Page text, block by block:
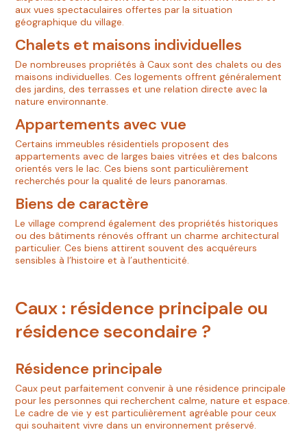
aux vues spectaculaires offertes par la situation
géographique du village.
Chalets et maisons individuelles
De nombreuses propriétés à Caux sont des chalets ou des
maisons individuelles. Ces logements offrent généralement
des jardins, des terrasses et une relation directe avec la
nature environnante.
Appartements avec vue
Certains immeubles résidentiels proposent des
appartements avec de larges baies vitrées et des balcons
orientés vers le lac. Ces biens sont particulièrement
recherchés pour la qualité de leurs panoramas.
Biens de caractère
Le village comprend également des propriétés historiques
ou des bâtiments rénovés offrant un charme architectural
particulier. Ces biens attirent souvent des acquéreurs
sensibles à l’histoire et à l’authenticité.
Caux : résidence principale ou
résidence secondaire ?
Résidence principale
Caux peut parfaitement convenir à une résidence principale
pour les personnes qui recherchent calme, nature et espace.
Le cadre de vie y est particulièrement agréable pour ceux
qui souhaitent vivre dans un environnement préservé.